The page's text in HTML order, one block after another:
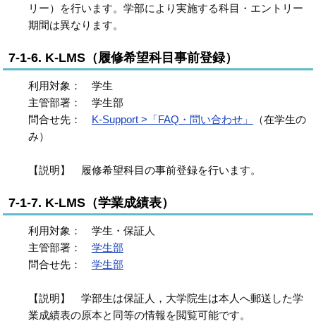
リー）を行います。学部により実施する科目・エントリー
期間は異なります。
7-1-6. K-LMS（履修希望科目事前登録）
利用対象： 学生
主管部署： 学生部
問合せ先： K-Support >「FAQ・問い合わせ」
（在学生の
み）
【説明】 履修希望科目の事前登録を行います。
7-1-7. K-LMS（学業成績表）
利用対象： 学生・保証人
主管部署： 学生部
問合せ先： 学生部
【説明】 学部生は保証人，大学院生は本人へ郵送した学
業成績表の原本と同等の情報を閲覧可能です。